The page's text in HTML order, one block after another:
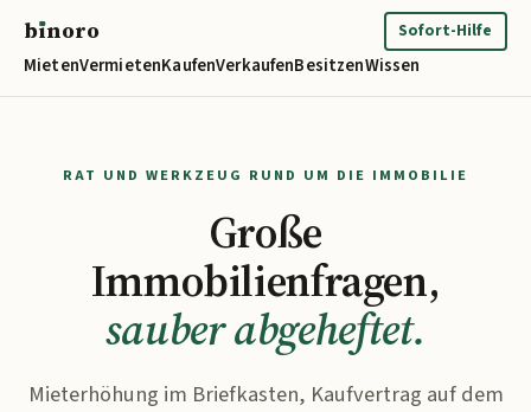
bınoro
MietenVermietenKaufenVerkaufenBesitzenWissen
Sofort-Hilfe
RAT UND WERKZEUG RUND UM DIE IMMOBILIE
Große
Immobilienfragen,
sauber abgeheftet.
Mieterhöhung im Briefkasten, Kaufvertrag auf dem